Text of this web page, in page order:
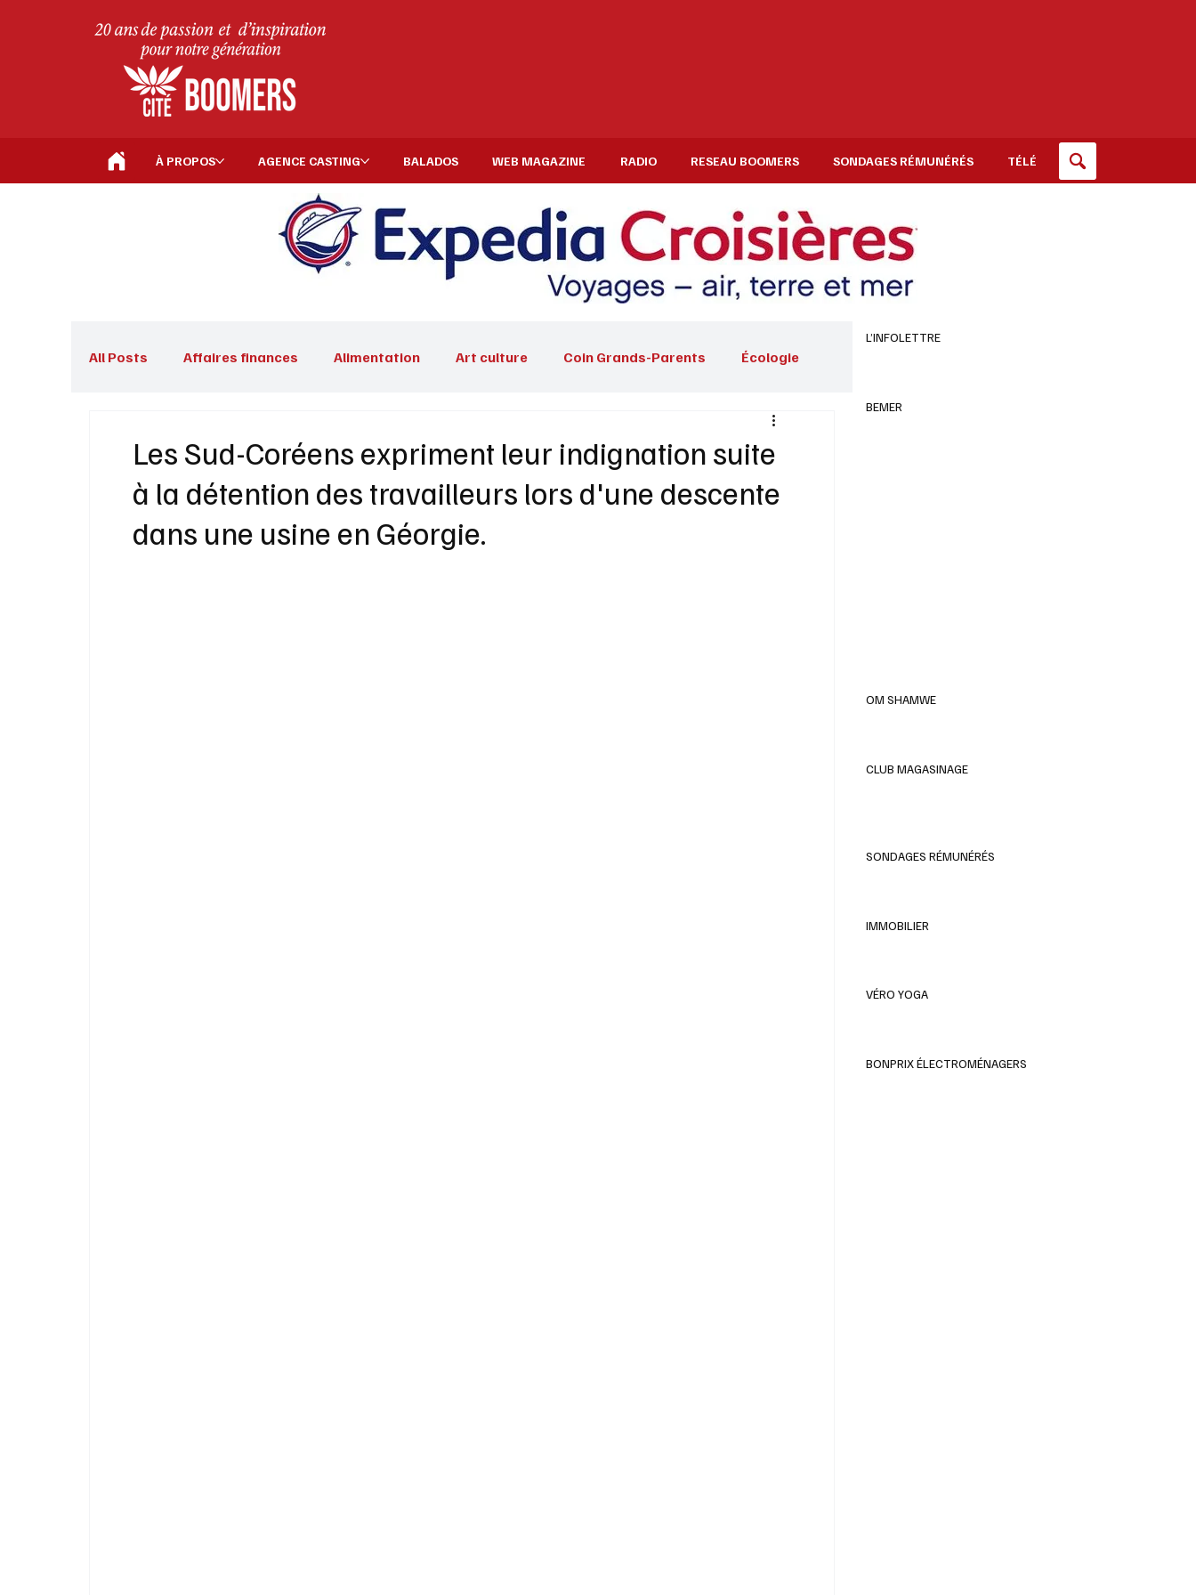
À PROPOS AGENCE CASTING BALADOS WEB MAGAZINE RADIO RESEAU BOOMERS SONDAGES RÉMUNÉRÉS TÉLÉ
All Posts Affaires finances Alimentation Art culture Coin Grands-Parents Écologie
Voyages
Bien-Être Beauté Mode Maison Vins Alcools Technologie Concours Nouvelles
Les Sud-Coréens expriment leur indignation suite
à la détention des travailleurs lors d'une descente
dans une usine en Géorgie.
L’INFOLETTRE
BEMER
OM SHAMWE
CLUB MAGASINAGE
SONDAGES RÉMUNÉRÉS
IMMOBILIER
VÉRO YOGA
BONPRIX ÉLECTROMÉNAGERS